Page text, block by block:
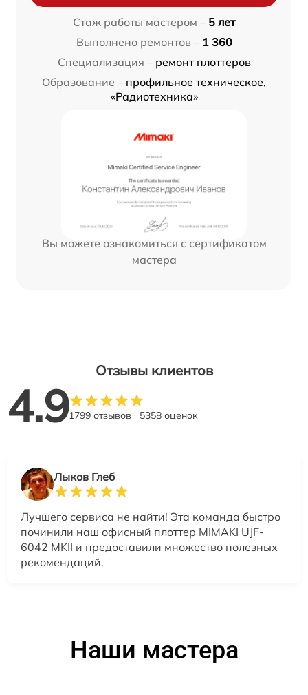
Стаж работы мастером – 5 лет
Выполнено ремонтов – 1 360
Специализация – ремонт плоттеров
Образование – профильное техническое,
«Радиотехника»
Вы можете ознакомиться с сертификатом
мастера
Отзывы клиентов
4.91799 отзывов 5358 оценок
Лыков Глеб
Лучшего сервиса не найти! Эта команда быстро
починили наш офисный плоттер MIMAKI UJF-
6042 MKII и предоставили множество полезных
рекомендаций.
Наши мастера